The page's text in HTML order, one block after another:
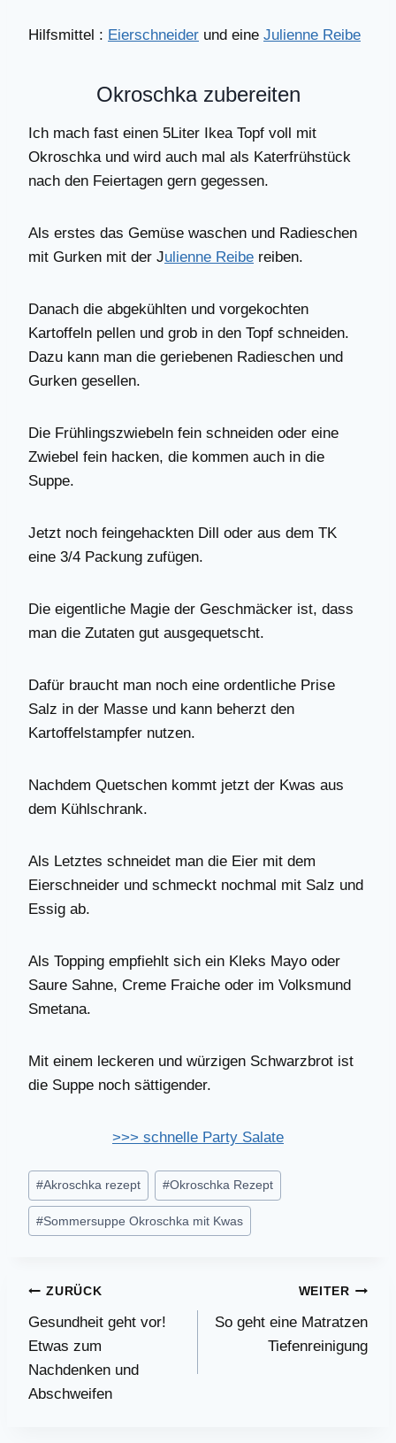
Hilfsmittel : Eierschneider und eine Julienne Reibe
Okroschka zubereiten
Ich mach fast einen 5Liter Ikea Topf voll mit
Okroschka und wird auch mal als Katerfrühstück
nach den Feiertagen gern gegessen.
Als erstes das Gemüse waschen und Radieschen
mit Gurken mit der Julienne Reibe reiben.
Danach die abgekühlten und vorgekochten
Kartoffeln pellen und grob in den Topf schneiden.
Dazu kann man die geriebenen Radieschen und
Gurken gesellen.
Die Frühlingszwiebeln fein schneiden oder eine
Zwiebel fein hacken, die kommen auch in die
Suppe.
Jetzt noch feingehackten Dill oder aus dem TK
eine 3/4 Packung zufügen.
Die eigentliche Magie der Geschmäcker ist, dass
man die Zutaten gut ausgequetscht.
Dafür braucht man noch eine ordentliche Prise
Salz in der Masse und kann beherzt den
Kartoffelstampfer nutzen.
Nachdem Quetschen kommt jetzt der Kwas aus
dem Kühlschrank.
Als Letztes schneidet man die Eier mit dem
Eierschneider und schmeckt nochmal mit Salz und
Essig ab.
Als Topping empfiehlt sich ein Kleks Mayo oder
Saure Sahne, Creme Fraiche oder im Volksmund
Smetana.
Mit einem leckeren und würzigen Schwarzbrot ist
die Suppe noch sättigender.
>>> schnelle Party Salate
Schlagworte:
#Akroschka rezept #Okroschka Rezept
#Sommersuppe Okroschka mit Kwas
Beitragsnavigation
ZURÜCK
Gesundheit geht vor!
Etwas zum
Nachdenken und
Abschweifen
WEITER
So geht eine Matratzen
Tiefenreinigung